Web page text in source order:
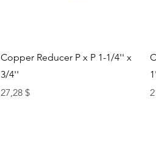
Быстрый просмотр
Copper Reducer P x P 1-1/4'' x
3/4''
Цена
27,28 $